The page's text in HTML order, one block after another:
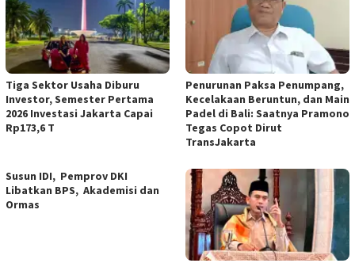
Tiga Sektor Usaha Diburu
Investor, Semester Pertama
2026 Investasi Jakarta Capai
Rp173,6 T
Penurunan Paksa Penumpang,
Kecelakaan Beruntun, dan Main
Padel di Bali: Saatnya Pramono
Tegas Copot Dirut
TransJakarta
Susun IDI, Pemprov DKI
Libatkan BPS, Akademisi dan
Ormas